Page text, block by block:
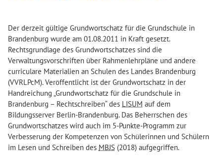
Der derzeit gültige Grundwortschatz für die Grundschule in
Brandenburg wurde am 01.08.2011 in Kraft gesetzt.
Rechtsgrundlage des Grundwortschatzes sind die
Verwaltungsvorschriften über Rahmenlehrpläne und andere
curriculare Materialien an Schulen des Landes Brandenburg
(VVRLPcM). Veröffentlicht ist der Grundwortschatz in der
Handreichung „Grundwortschatz für die Grundschule in
Brandenburg – Rechtschreiben“ des LISUM auf dem
Bildungsserver Berlin-Brandenburg. Das Beherrschen des
Grundwortschatzes wird auch im 5-Punkte-Programm zur
Verbesserung der Kompetenzen von Schülerinnen und Schülern
im Lesen und Schreiben des MBJS (2018) aufgegriffen.